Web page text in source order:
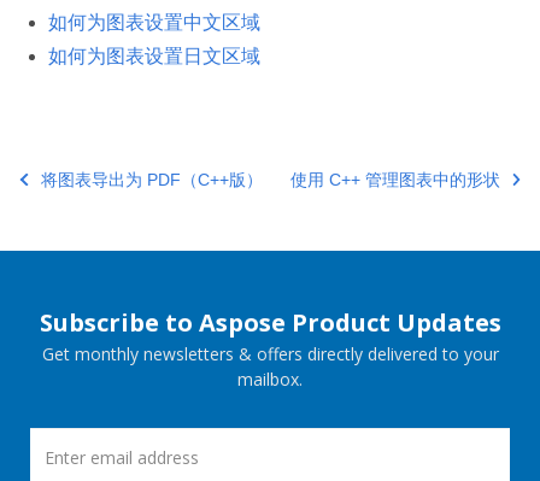
如何为图表设置中文区域
如何为图表设置日文区域
将图表导出为 PDF（C++版） 使用 C++ 管理图表中的形状
Subscribe to Aspose Product Updates
Get monthly newsletters & offers directly delivered to your
mailbox.